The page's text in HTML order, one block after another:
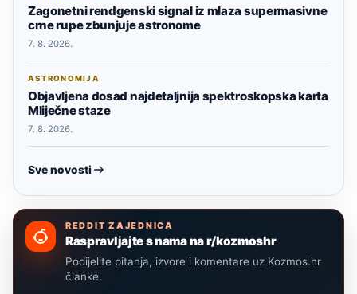
Zagonetni rendgenski signal iz mlaza supermasivne
crne rupe zbunjuje astronome
7. 8. 2026.
ASTRONOMIJA
Objavljena dosad najdetaljnija spektroskopska karta
Mliječne staze
7. 8. 2026.
Sve novosti
REDDIT ZAJEDNICA
Raspravljajte s nama na r/kozmoshr
Podijelite pitanja, izvore i komentare uz Kozmos.hr
članke.